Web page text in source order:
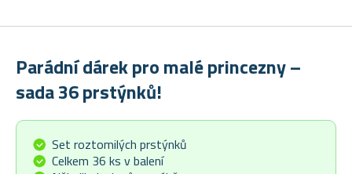
Parádní dárek pro malé princezny –
sada 36 prstýnků!
Set roztomilých prstýnků
Celkem 36 ks v balení